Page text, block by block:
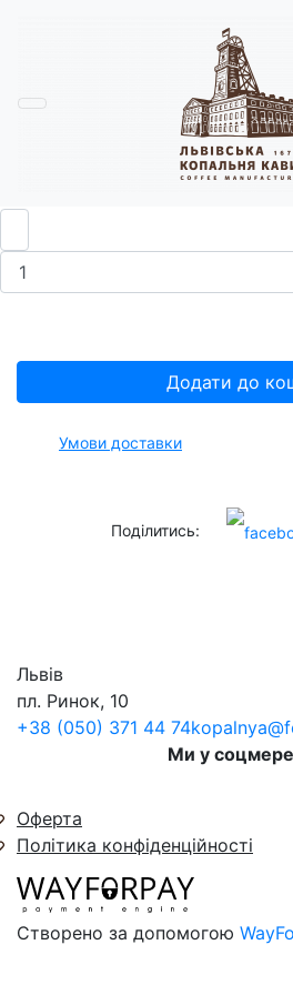
Турка мідна ZH луската
Додати до
Умови доставки
Поділитись:
Львів
пл. Ринок, 10
+38 (050) 371 44 74
Ми у
Оферта
Політика конфіденційності
Створено за допомогою